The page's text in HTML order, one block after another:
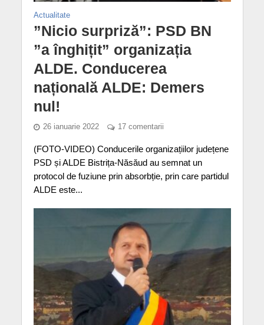
Actualitate
”Nicio surpriză”: PSD BN
”a înghițit” organizația
ALDE. Conducerea
națională ALDE: Demers
nul!
26 ianuarie 2022 17 comentarii
(FOTO-VIDEO) Conducerile organizațiilor județene
PSD și ALDE Bistrița-Năsăud au semnat un
protocol de fuziune prin absorbție, prin care partidul
ALDE este...